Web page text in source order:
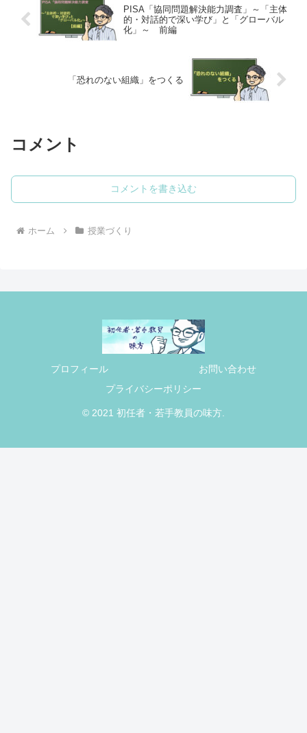
PISA「協同問題解決能力調査」～「主体
的・対話的で深い学び」と「グローバル
化」～ 前編
「恐れのない組織」をつくる
コメント
コメントを書き込む
ホーム 授業づくり
プロフィール
お問い合わせ
プライバシーポリシー
© 2021 初任者・若手教員の味方.